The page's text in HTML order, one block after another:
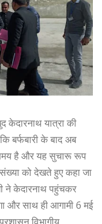
केदारनाथ यात्रा की
बर्फबारी के बाद अब
है और यह सुचारू रूप
को देखते हुए कहा जा
ने केदारनाथ पहुंचकर
और साथ ही आगामी 6 मई